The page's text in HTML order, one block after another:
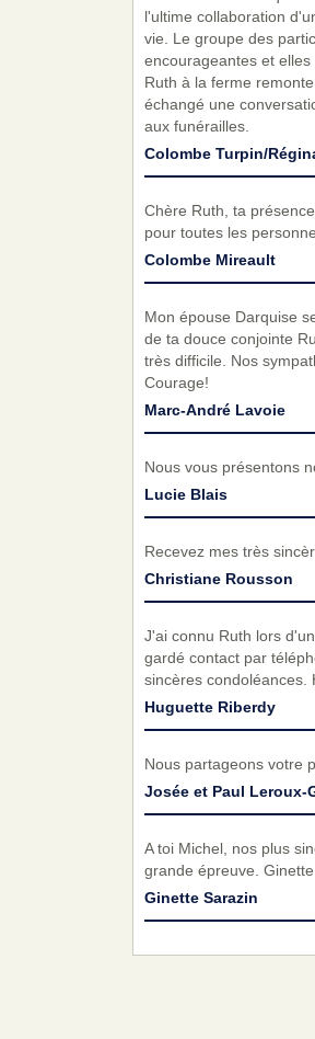
l'ultime collaboration
vie. Le groupe des
encourageantes et
Ruth à la ferme
échangé une
aux funérailles.
Colombe Turpin/
Chère Ruth, ta
pour toutes les
Colombe Mireault
Mon épouse Darquise
de ta douce conjointe
très difficile. Nos
Courage!
Marc-André Lavoie
Nous vous présentons
Lucie Blais
Recevez mes très
Christiane Rousson
J'ai connu Ruth lors
gardé contact par
sincères condoléances.
Huguette Riberdy
Nous partageons votre
Josée et Paul Leroux-
A toi Michel, nos plus
grande épreuve.
Ginette Sarazin